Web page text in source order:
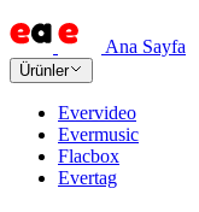
Ana Sayfa
Ürünler
Evervideo
Evermusic
Flacbox
Evertag